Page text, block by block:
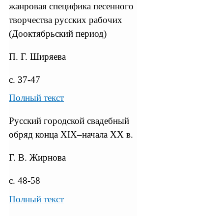
жанровая специфика песенного
творчества русских рабочих
(Дооктябрьский период)
П. Г. Ширяева
с. 37-47
Полный текст
Русский городской свадебный
обряд конца XIX–начала XX в.
Г. В. Жирнова
с. 48-58
Полный текст